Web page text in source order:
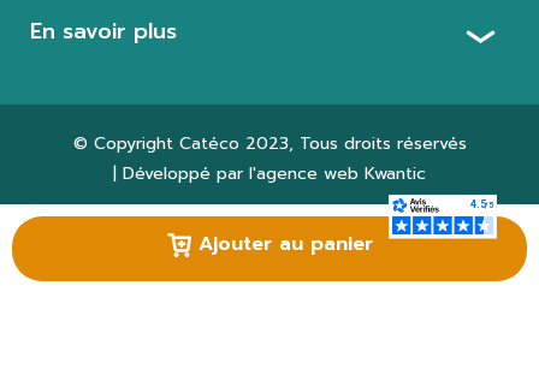
Ajouter au panier
En savoir plus
© Copyright Catéco 2023, Tous droits réservés
| Développé par l'agence web Kwantic
Paramètres des cookies